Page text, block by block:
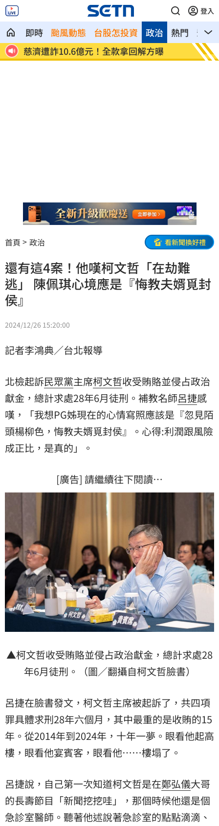
登入
即時 颱風動態 台股怎投資 熱門 影音
政治
慈濟遭詐10.6億元！全款拿回解方曝
稱龍
首頁 政治 看新聞換好禮
還有這4案！他嘆柯文哲「在劫難
逃」 陳佩琪心境應是『悔教夫婿覓封
侯』
2024/12/26 15:20:00
記者李鴻典／台北報導
北檢起訴民眾黨主席柯文哲收受賄賂並侵占政治
獻金，總計求處28年6月徒刑。補教名師呂捷感
嘆，「我想PG姊現在的心情寫照應該是『忽見陌
頭楊柳色，悔教夫婿覓封侯』。心得:利潤跟風險
成正比，是真的」。
[廣告] 請繼續往下閱讀…
▲柯文哲收受賄賂並侵占政治獻金，總計求處28
年6月徒刑。（圖／翻攝自柯文哲臉書）
呂捷在臉書發文，柯文哲主席被起訴了，共四項
罪具體求刑28年六個月，其中最重的是收賄的15
年。從2014年到2024年，十年一夢。眼看他起高
樓，眼看他宴賓客，眼看他……樓塌了。
呂捷說，自己第一次知道柯文哲是在鄭弘儀大哥
的長壽節目「新聞挖挖哇」，那個時候他還是個
急診室醫師。聽著他述說著急診室的點點滴滴、